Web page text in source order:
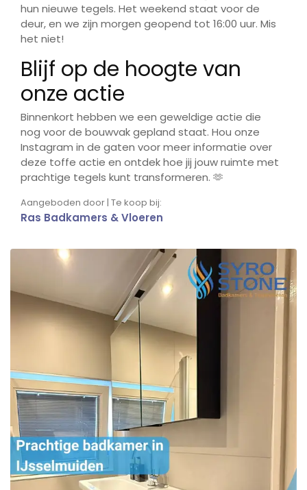
hun nieuwe tegels. Het weekend staat voor de
deur, en we zijn morgen geopend tot 16:00 uur. Mis
het niet!
Blijf op de hoogte van
onze actie
Binnenkort hebben we een geweldige actie die
nog voor de bouwvak gepland staat. Hou onze
Instagram in de gaten voor meer informatie over
deze toffe actie en ontdek hoe jij jouw ruimte met
prachtige tegels kunt transformeren. 🫶
Aangeboden door | Te koop bij:
Ras Badkamers & Vloeren